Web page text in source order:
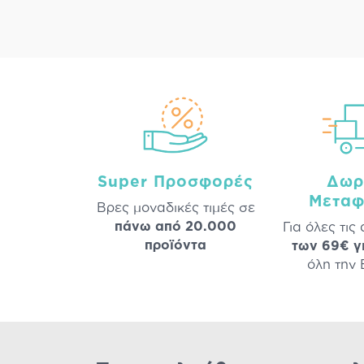
Super Προσφορές
Βρες μοναδικές τιμές σε
πάνω από 20.000
προϊόντα
Για όλες
των 69€
όλη την